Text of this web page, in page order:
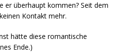
er überhaupt kommen? Seit dem
Kontakt mehr.
hätte diese romantische
Ende.)